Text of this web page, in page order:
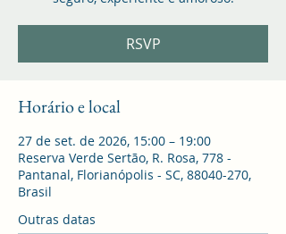
RSVP
Horário e local
27 de set. de 2026, 15:00 – 19:00
Reserva Verde Sertão, R. Rosa, 778 -
Pantanal, Florianópolis - SC, 88040-270,
Brasil
Outras datas